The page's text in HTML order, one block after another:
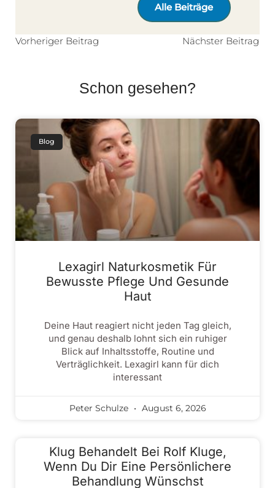
Alle Beiträge
Vorheriger Beitrag Nächster Beitrag
Schon gesehen?
Blog
Lexagirl Naturkosmetik Für
Bewusste Pflege Und Gesunde
Haut
Deine Haut reagiert nicht jeden Tag gleich,
und genau deshalb lohnt sich ein ruhiger
Blick auf Inhaltsstoffe, Routine und
Verträglichkeit. Lexagirl kann für dich
interessant
Peter Schulze August 6, 2026
Klug Behandelt Bei Rolf Kluge,
Wenn Du Dir Eine Persönlichere
Behandlung Wünschst